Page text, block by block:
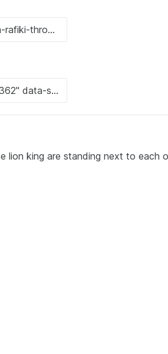
lion king are standing next to each